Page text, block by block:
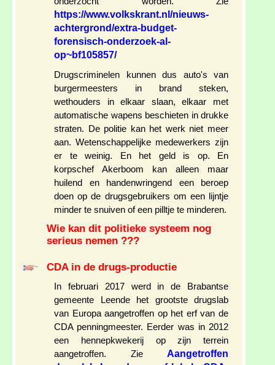
https://www.volkskrant.nl/nieuws-
achtergrond/extra-budget-
forensisch-onderzoek-al-
op~bf105857/
Drugscriminelen kunnen dus auto's van
burgermeesters in brand steken,
wethouders in elkaar slaan, elkaar met
automatische wapens beschieten in drukke
straten. De politie kan het werk niet meer
aan. Wetenschappelijke medewerkers zijn
er te weinig. En het geld is op. En
korpschef Akerboom kan alleen maar
huilend en handenwringend een beroep
doen op de drugsgebruikers om een lijntje
minder te snuiven of een pilltje te minderen.
Wie kan dit politieke systeem nog
serieus nemen ???
CDA in de drugs-productie
In februari 2017 werd in de Brabantse
gemeente Leende het grootste drugslab
van Europa aangetroffen op het erf van de
CDA penningmeester. Eerder was in 2012
een hennepkwekerij op zijn terrein
aangetroffen. Zie Aangetroffen